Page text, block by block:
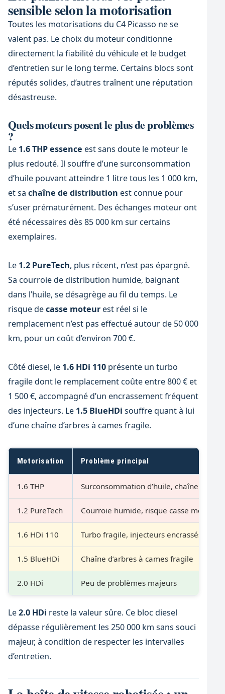
sensible selon la motorisation
Toutes les motorisations du C4 Picasso ne se
valent pas. Le choix du moteur conditionne
directement la fiabilité du véhicule et le budget
d’entretien sur le long terme. Certains blocs sont
réputés solides, d’autres traînent une réputation
désastreuse.
Quels moteurs posent le plus de problèmes
?
Le 1.6 THP essence est sans doute le moteur le
plus redouté. Il souffre d’une surconsommation
d’huile pouvant atteindre 1 litre tous les 1 000 km,
et sa chaîne de distribution est connue pour
s’user prématurément. Des échanges moteur ont
été nécessaires dès 85 000 km sur certains
exemplaires.
Le 1.2 PureTech, plus récent, n’est pas épargné.
Sa courroie de distribution humide, baignant
dans l’huile, se désagrège au fil du temps. Le
risque decasse moteurest réel si le
remplacement n’est pas effectué autour de 50 000
km, pour un coût d’environ 700 €.
Côté diesel, le 1.6 HDi 110présente un turbo
fragile dont le remplacement coûte entre 800 € et
1 500 €, accompagné d’un encrassement fréquent
des injecteurs. Le 1.5 BlueHDi souffre quant à lui
d’une chaîne d’arbres à cames fragile.
Motorisation Problème principal
1.6 THP Surconsommation d’huile, chaîne de
1.2 PureTech Courroie humide, risque casse moteur
1.6 HDi 110 Turbo fragile, injecteurs encrassés
1.5 BlueHDi Chaîne d’arbres à cames fragile
2.0 HDi Peu de problèmes majeurs
Le2.0 HDi reste la valeur sûre. Ce bloc diesel
dépasse régulièrement les 250 000 km sans souci
majeur, à condition de respecter les intervalles
d’entretien.